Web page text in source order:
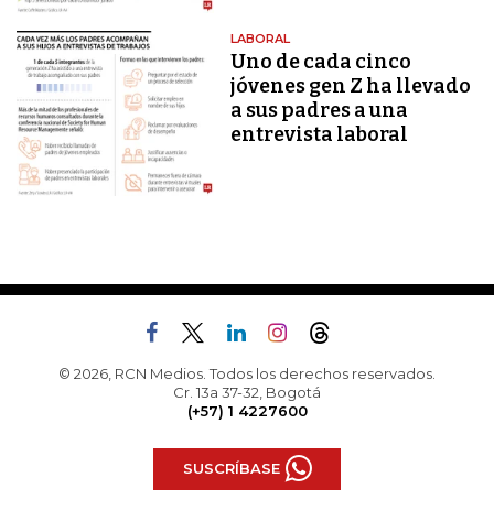
LABORAL
Uno de cada cinco
jóvenes gen Z ha llevado
a sus padres a una
entrevista laboral
© 2026, RCN Medios. Todos los derechos reservados.
Cr. 13a 37-32, Bogotá
(+57) 1 4227600
SUSCRÍBASE